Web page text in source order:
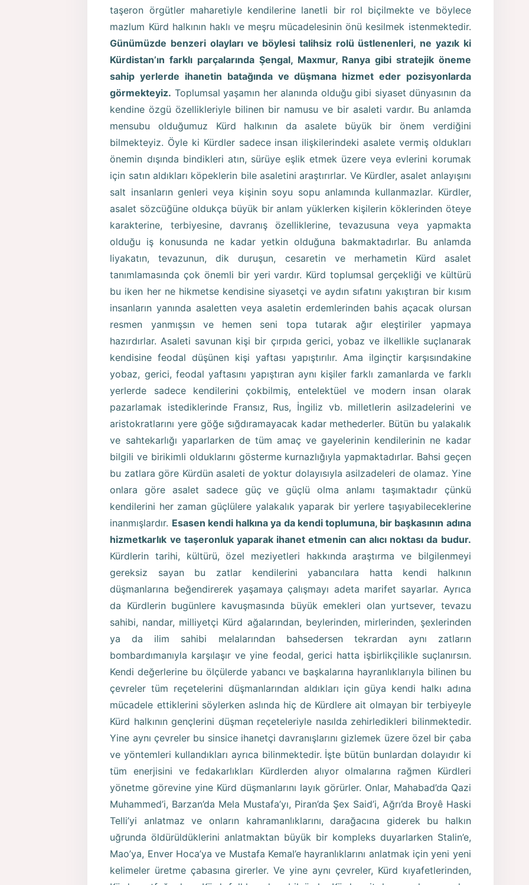
taşeron örgütler maharetiyle kendilerine lanetli bir rol biçilmekte ve böylece
mazlum Kürd halkının haklı ve meşru mücadelesinin önü kesilmek istenmektedir.
Günümüzde benzeri olayları ve böylesi talihsiz rolü üstlenenleri, ne yazık ki
Kürdistan’ın farklı parçalarında Şengal, Maxmur, Ranya gibi stratejik öneme
sahip yerlerde ihanetin batağında ve düşmana hizmet eder pozisyonlarda
görmekteyiz. Toplumsal yaşamın her alanında olduğu gibi siyaset dünyasının da
kendine özgü özellikleriyle bilinen bir namusu ve bir asaleti vardır. Bu anlamda
mensubu olduğumuz Kürd halkının da asalete büyük bir önem verdiğini
bilmekteyiz. Öyle ki Kürdler sadece insan ilişkilerindeki asalete vermiş oldukları
önemin dışında bindikleri atın, sürüye eşlik etmek üzere veya evlerini korumak
için satın aldıkları köpeklerin bile asaletini araştırırlar. Ve Kürdler, asalet anlayışını
salt insanların genleri veya kişinin soyu sopu anlamında kullanmazlar. Kürdler,
asalet sözcüğüne oldukça büyük bir anlam yüklerken kişilerin köklerinden öteye
karakterine, terbiyesine, davranış özelliklerine, tevazusuna veya yapmakta
olduğu iş konusunda ne kadar yetkin olduğuna bakmaktadırlar. Bu anlamda
liyakatın, tevazunun, dik duruşun, cesaretin ve merhametin Kürd asalet
tanımlamasında çok önemli bir yeri vardır. Kürd toplumsal gerçekliği ve kültürü
bu iken her ne hikmetse kendisine siyasetçi ve aydın sıfatını yakıştıran bir kısım
insanların yanında asaletten veya asaletin erdemlerinden bahis açacak olursan
resmen yanmışsın ve hemen seni topa tutarak ağır eleştiriler yapmaya
hazırdırlar. Asaleti savunan kişi bir çırpıda gerici, yobaz ve ilkellikle suçlanarak
kendisine feodal düşünen kişi yaftası yapıştırılır. Ama ilginçtir karşısındakine
yobaz, gerici, feodal yaftasını yapıştıran aynı kişiler farklı zamanlarda ve farklı
yerlerde sadece kendilerini çokbilmiş, entelektüel ve modern insan olarak
pazarlamak istediklerinde Fransız, Rus, İngiliz vb. milletlerin asilzadelerini ve
aristokratlarını yere göğe sığdıramayacak kadar methederler. Bütün bu yalakalık
ve sahtekarlığı yaparlarken de tüm amaç ve gayelerinin kendilerinin ne kadar
bilgili ve birikimli olduklarını gösterme kurnazlığıyla yapmaktadırlar. Bahsi geçen
bu zatlara göre Kürdün asaleti de yoktur dolayısıyla asilzadeleri de olamaz. Yine
onlara göre asalet sadece güç ve güçlü olma anlamı taşımaktadır çünkü
kendilerini her zaman güçlülere yalakalık yaparak bir yerlere taşıyabileceklerine
inanmışlardır. Esasen kendi halkına ya da kendi toplumuna, bir başkasının adına
hizmetkarlık ve taşeronluk yaparak ihanet etmenin can alıcı noktası da budur.
Kürdlerin tarihi, kültürü, özel meziyetleri hakkında araştırma ve bilgilenmeyi
gereksiz sayan bu zatlar kendilerini yabancılara hatta kendi halkının
düşmanlarına beğendirerek yaşamaya çalışmayı adeta marifet sayarlar. Ayrıca
da Kürdlerin bugünlere kavuşmasında büyük emekleri olan yurtsever, tevazu
sahibi, nandar, milliyetçi Kürd ağalarından, beylerinden, mirlerinden, şexlerinden
ya da ilim sahibi melalarından bahsedersen tekrardan aynı zatların
bombardımanıyla karşılaşır ve yine feodal, gerici hatta işbirlikçilikle suçlanırsın.
Kendi değerlerine bu ölçülerde yabancı ve başkalarına hayranlıklarıyla bilinen bu
çevreler tüm reçetelerini düşmanlarından aldıkları için güya kendi halkı adına
mücadele ettiklerini söylerken aslında hiç de Kürdlere ait olmayan bir terbiyeyle
Kürd halkının gençlerini düşman reçeteleriyle nasılda zehirledikleri bilinmektedir.
Yine aynı çevreler bu sinsice ihanetçi davranışlarını gizlemek üzere özel bir çaba
ve yöntemleri kullandıkları ayrıca bilinmektedir. İşte bütün bunlardan dolayıdır ki
tüm enerjisini ve fedakarlıkları Kürdlerden alıyor olmalarına rağmen Kürdleri
yönetme görevine yine Kürd düşmanlarını layık görürler. Onlar, Mahabad’da Qazi
Muhammed’i, Barzan’da Mela Mustafa’yı, Piran’da Şex Said’i, Ağrı’da Broyê Haski
Telli’yi anlatmaz ve onların kahramanlıklarını, darağacına giderek bu halkın
uğrunda öldürüldüklerini anlatmaktan büyük bir kompleks duyarlarken Stalin’e,
Mao’ya, Enver Hoca’ya ve Mustafa Kemal’e hayranlıklarını anlatmak için yeni yeni
kelimeler üretme çabasına girerler. Ve yine aynı çevreler, Kürd kıyafetlerinden,